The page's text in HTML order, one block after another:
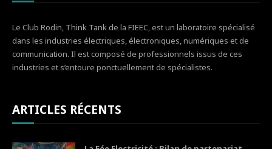
Le Club Rodin, Think Tank de la FIEEC, est un laboratoire spécialisé
dans les industries électriques, électroniques, numériques et de
communication. Il est composé de professionnels issus de ces
industries et s’entoure ponctuellement de spécialistes.
ARTICLES RÉCENTS